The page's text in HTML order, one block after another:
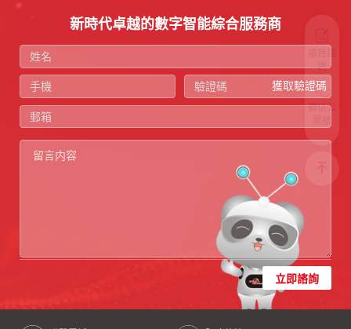
詢
微信公
新時代卓越的數字智能綜合服務商
獲取驗證碼
立即諮詢